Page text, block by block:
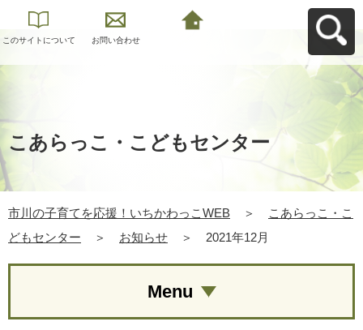
このサイトについて お問い合わせ
こあらっこ・こどもセンター
市川の子育てを応援！いちかわっこWEB ＞
こあらっこ・こ
どもセンター
＞ お知らせ ＞ 2021年12月
Menu